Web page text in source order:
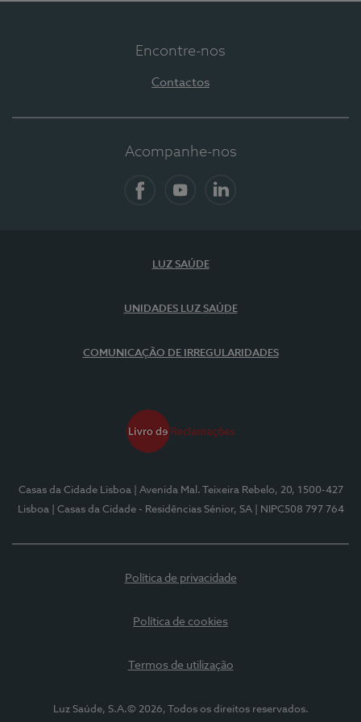
Encontre-nos
Contactos
Acompanhe-nos
LUZ SAÚDE
UNIDADES LUZ SAÚDE
COMUNICAÇÃO DE IRREGULARIDADES
Casas da Cidade Lisboa
| Avenida Mal. Teixeira Rebelo, 20, 1500-427
Lisboa
| Casas da Cidade - Residências Sénior, SA | NIPC508 797 764
Política de privacidade
Política de cookies
Termos de utilização
Luz Saúde, S.A.© 2026, Todos os direitos reservados.